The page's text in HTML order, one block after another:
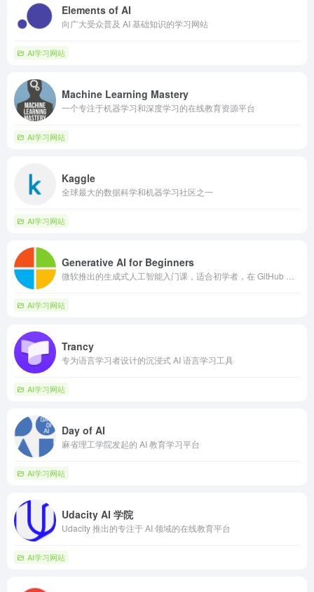
Elements of AI
向广大受众普及 AI 基础知识的学习网站
AI学习网站
Machine Learning Mastery
一个专注于机器学习和深度学习的在线教育资源平台
AI学习网站
Kaggle
全球最大的数据科学和机器学习社区之一
AI学习网站
Generative AI for Beginners
AI学习网站
Trancy
专为语言学习者设计的沉浸式 AI 语言学习工具
AI学习网站
Day of AI
麻省理工学院发起的 AI 教育学习平台
AI学习网站
Udacity AI 学院
Udacity 推出的专注于 AI 领域的在线教育平台
AI学习网站